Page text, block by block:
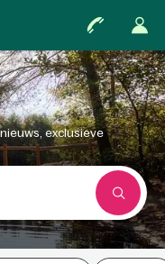
exclusieve